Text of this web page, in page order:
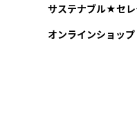
サステナブル★セレ
オンラインショップ